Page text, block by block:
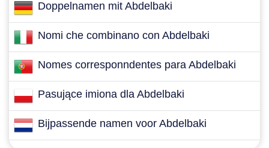
Doppelnamen mit Abdelbaki
Nomi che combinano con Abdelbaki
Nomes corresponndentes para Abdelbaki
Pasujące imiona dla Abdelbaki
Bijpassende namen voor Abdelbaki